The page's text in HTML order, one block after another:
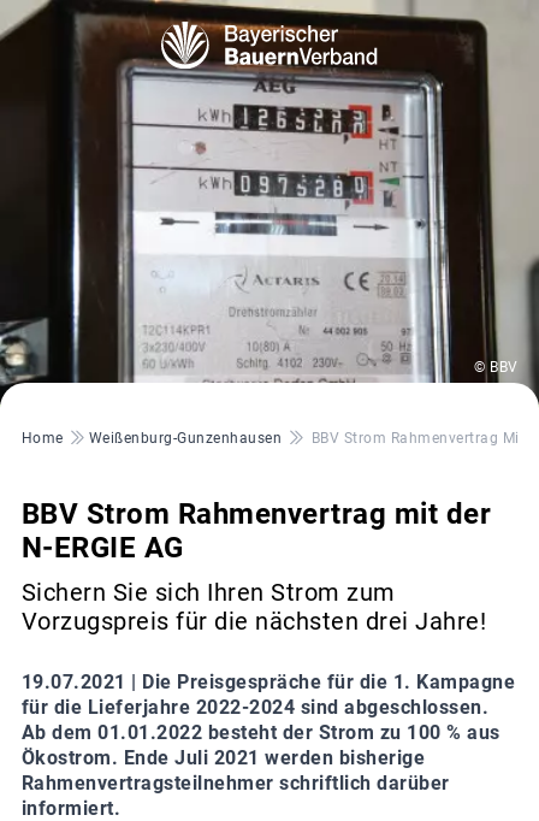
© BBV
Pfadnavigation
Home Weißenburg-Gunzenhausen BBV Strom Rahmenvertrag Mit
BBV Strom Rahmenvertrag mit der
N-ERGIE AG
Sichern Sie sich Ihren Strom zum
Vorzugspreis für die nächsten drei Jahre!
19.07.2021 | Die Preisgespräche für die 1. Kampagne
für die Lieferjahre 2022-2024 sind abgeschlossen.
Ab dem 01.01.2022 besteht der Strom zu 100 % aus
Ökostrom. Ende Juli 2021 werden bisherige
Rahmenvertragsteilnehmer schriftlich darüber
informiert.